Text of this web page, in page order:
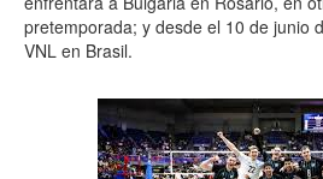
pretemporada; y desde el 10 de junio
VNL en Brasil.